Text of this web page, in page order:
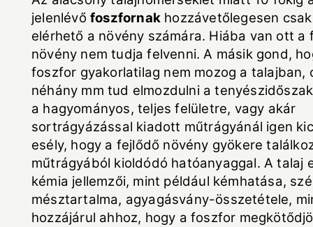
jelenlévő foszfornak hozzávetőlegesen
elérhető a növény számára. Hiába van ott a
növény nem tudja felvenni. A másik gond,
foszfor gyakorlatilag nem mozog a talajban,
néhány mm tud elmozdulni a
a hagyományos, teljes felületre, vagy akár
sortrágyázással kiadott műtrágyánál igen
esély, hogy a fejlődő növény gyökere
műtrágyából kioldódó hatóanyaggal. A talaj
kémia jellemzői, mint például kémhatása,
mésztartalma, agyagásvány-összetétele,
hozzájárul ahhoz, hogy a foszfor